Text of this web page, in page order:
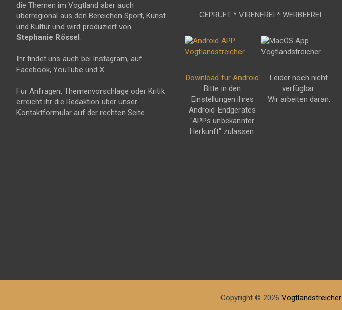
die Themen im Vogtland aber auch
überregional aus den Bereichen Sport, Kunst
und Kultur und wird produziert von
Stephanie Rössel.
Ihr findet uns auch bei Instagram, auf
Facebook, YouTube und X.
Für Anfragen, Themenvorschläge oder Kritik
erreicht ihr die Redaktion über unser
Kontaktformular auf der rechten Seite.
GEPRÜFT * VIRENFREI * WERBEFREI
Download für Android
Bitte in den
Einstellungen ihres
Android-Endgerätes
"APPs unbekannter
Herkunft" zulassen.
Leider noch nicht
verfügbar.
Wir arbeiten daran.
Copyright © 2026 Vogtlandstreicher